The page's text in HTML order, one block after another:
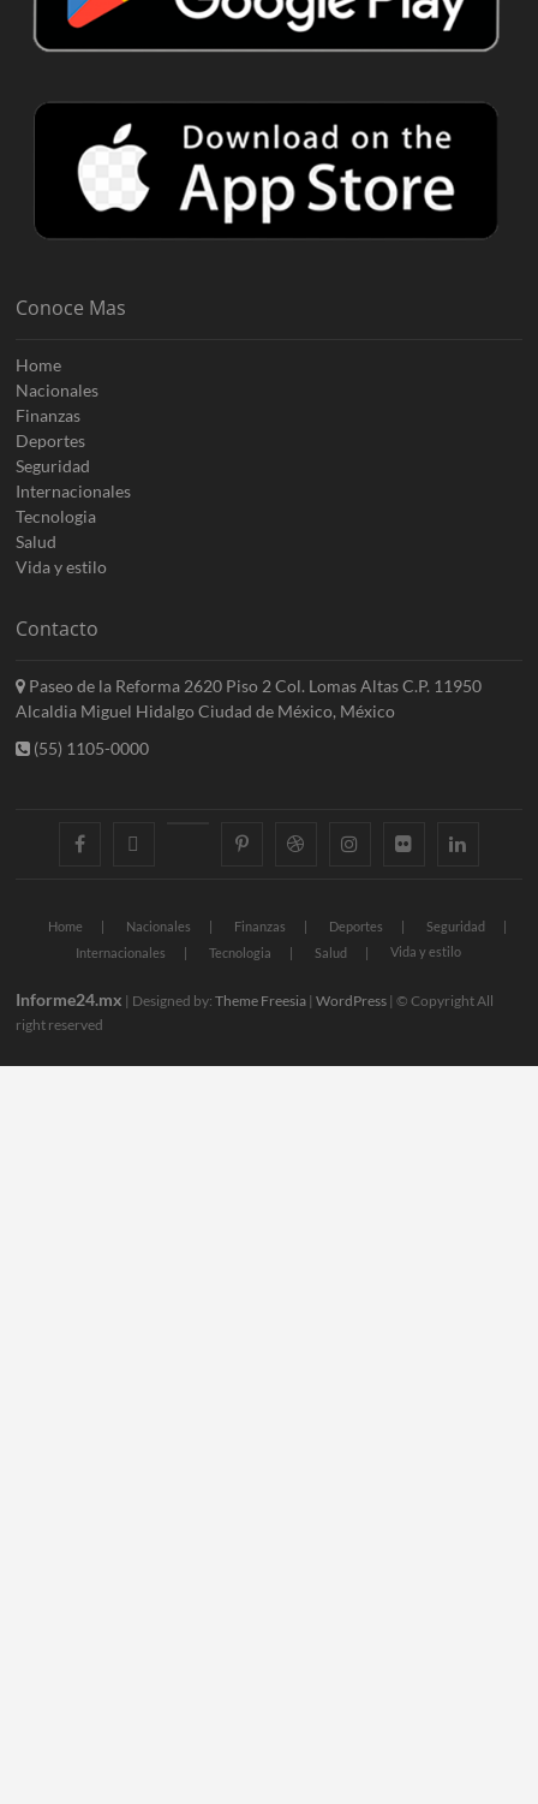
Conoce Mas
Home
Nacionales
Finanzas
Deportes
Seguridad
Internacionales
Tecnologia
Salud
Vida y estilo
Contacto
Paseo de la Reforma 2620 Piso 2 Col. Lomas Altas C.P. 11950
Alcaldia Miguel Hidalgo Ciudad de México, México
(55) 1105-0000
facebook googlepluspinterestdribbble instagramflickr linkedin
Home Nacionales Finanzas Deportes
Seguridad
Internacionales
Tecnologia Salud Vida y estilo
Informe24.mx | Designed by:Theme Freesia |WordPress | © Copyright All
right reserved